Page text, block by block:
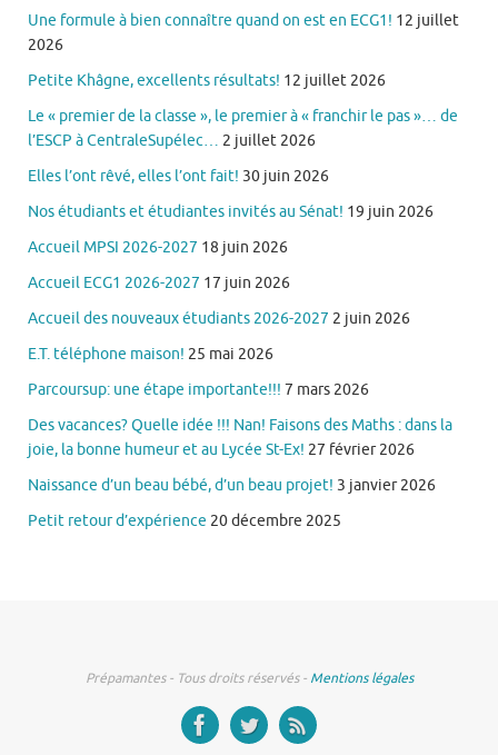
Une formule à bien connaître quand on est en ECG1! 12 juillet
2026
Petite Khâgne, excellents résultats! 12 juillet 2026
Le « premier de la classe », le premier à « franchir le pas »… de
l’ESCP à CentraleSupélec… 2 juillet 2026
Elles l’ont rêvé, elles l’ont fait! 30 juin 2026
Nos étudiants et étudiantes invités au Sénat! 19 juin 2026
Accueil MPSI 2026-2027 18 juin 2026
Accueil ECG1 2026-2027 17 juin 2026
Accueil des nouveaux étudiants 2026-2027 2 juin 2026
E.T. téléphone maison! 25 mai 2026
Parcoursup: une étape importante!!! 7 mars 2026
Des vacances? Quelle idée !!! Nan! Faisons des Maths : dans la
joie, la bonne humeur et au Lycée St-Ex! 27 février 2026
Naissance d’un beau bébé, d’un beau projet! 3 janvier 2026
Petit retour d’expérience 20 décembre 2025
Prépamantes - Tous droits réservés - Mentions légales